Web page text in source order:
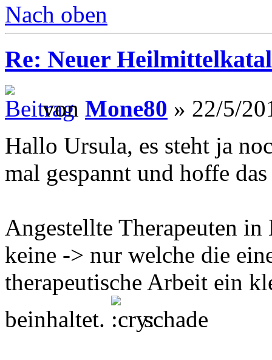
Nach oben
Re: Neuer
von Mone80 » 22/5/
Hallo Ursula, es steht ja
mal gespannt und hoffe das
Angestellte Therapeuten in
keine -> nur welche die
therapeutische Arbeit ein
beinhaltet.
schade